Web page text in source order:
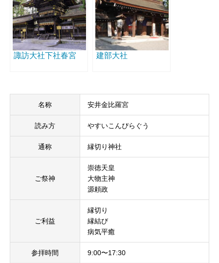
諏訪大社下社春宮 建部大社
名称 安井金比羅宮
読み方 やすいこんぴらぐう
通称 縁切り神社
ご祭神
崇徳天皇
大物主神
源頼政
ご利益
縁切り
縁結び
病気平癒
参拝時間 9:00〜17:30